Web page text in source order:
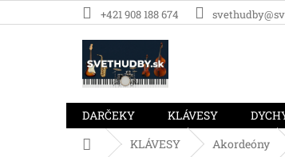
na
+421 908 188 674
DARČEKY KLÁVESY
DomovKLÁVESY Akordeóny